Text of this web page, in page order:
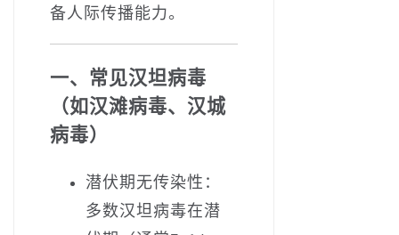
备人际传播能力。
一、常见汉坦病毒
（如汉滩病毒、汉城
病毒）
‌潜伏期无传染性‌：
多数汉坦病毒在潜